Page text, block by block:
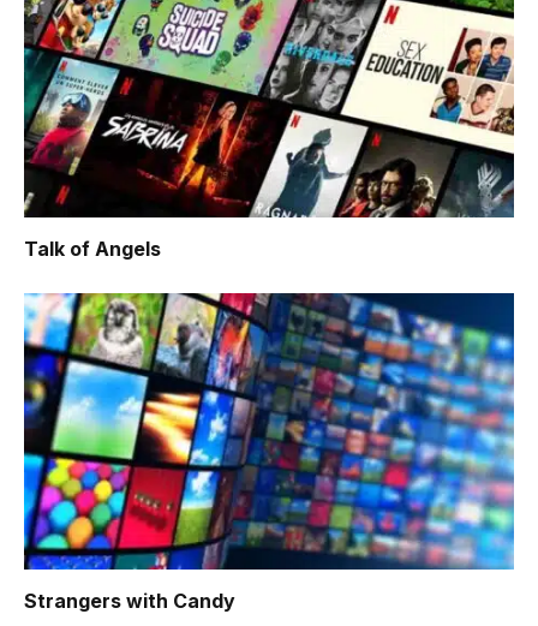
Talk of Angels
Strangers with Candy